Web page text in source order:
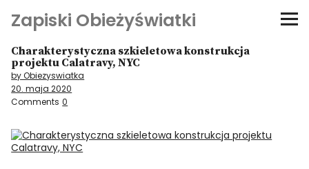
Zapiski Obieżyświatki
Podróże
Kultura i sztuka
Kątem oka
Charakterystyczna szkieletowa konstrukcja
projektu Calatravy, NYC
by Obiezyswiatka
20. maja 2020
Comments 0